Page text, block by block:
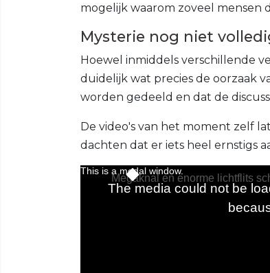
mogelijk waarom zoveel mensen
Mysterie nog niet
Hoewel inmiddels verschillende
duidelijk wat precies de oorzaak
worden gedeeld en dat de
De video's van het moment zelf
dachten dat er iets heel ernstigs